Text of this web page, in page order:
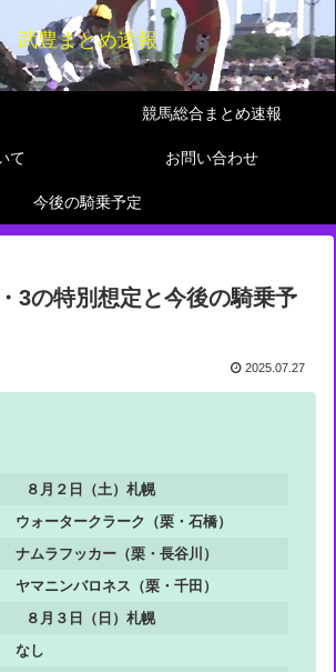
武豊まとめ速報
競馬総合まとめ速報
て お問い合わせ
今後の騎乗予定
3の特別想定と今後の騎乗予
2025.07.27
８月２日（土）札幌
ウォータークラーク（栗・石橋）
ナムラフッカー（栗・長谷川）
ヤマニンバロネス（栗・千田）
８月３日（日）札幌
なし